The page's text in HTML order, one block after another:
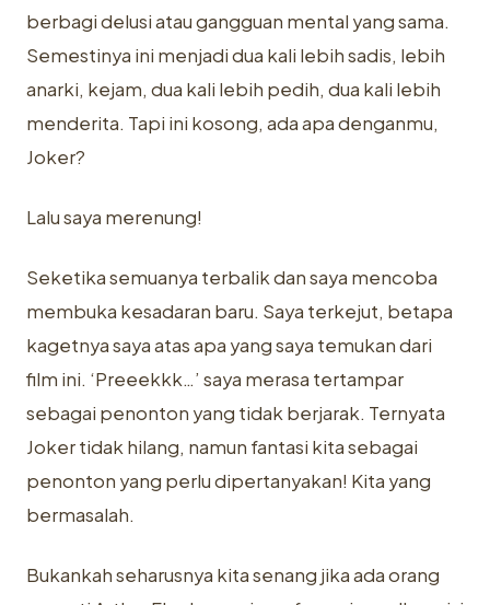
berbagi delusi atau gangguan mental yang sama.
Semestinya ini menjadi dua kali lebih sadis, lebih
anarki, kejam, dua kali lebih pedih, dua kali lebih
menderita. Tapi ini kosong, ada apa denganmu,
Joker?
Lalu saya merenung!
Seketika semuanya terbalik dan saya mencoba
membuka kesadaran baru. Saya terkejut, betapa
kagetnya saya atas apa yang saya temukan dari
film ini. ‘Preeekkk…’ saya merasa tertampar
sebagai penonton yang tidak berjarak. Ternyata
Joker tidak hilang, namun fantasi kita sebagai
penonton yang perlu dipertanyakan! Kita yang
bermasalah.
Bukankah seharusnya kita senang jika ada orang